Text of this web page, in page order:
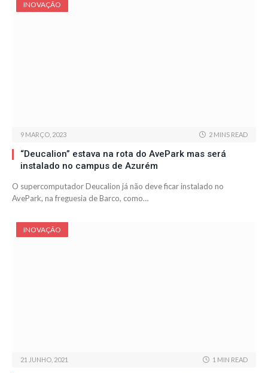
INOVAÇÃO
9 MARÇO, 2023 2 MINS READ
“Deucalion” estava na rota do AvePark mas será
instalado no campus de Azurém
O supercomputador Deucalion já não deve ficar instalado no
AvePark, na freguesia de Barco, como…
INOVAÇÃO
21 JUNHO, 2021 1 MIN READ